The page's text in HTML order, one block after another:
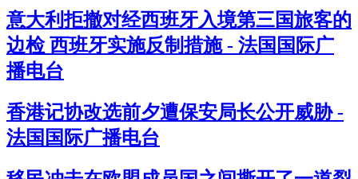
意大利拒撤对经西班牙入境第三国旅客的
边检 西班牙实施反制措施 - 法国国际广
播电台
香港记协改选前夕遭保安局长公开威胁 -
法国国际广播电台